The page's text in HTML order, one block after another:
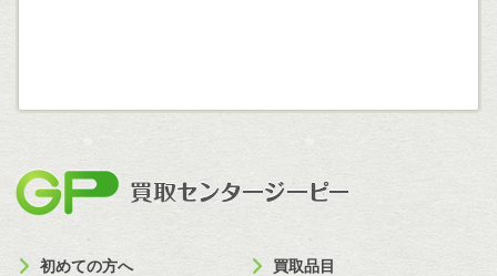
初めての方へ 買取品目